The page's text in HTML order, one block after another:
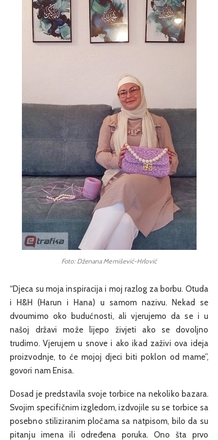
Foto: Dženana Memišević-Hrlović
“Djeca su moja inspiracija i moj razlog za borbu. Otuda
i H&H (Harun i Hana) u samom nazivu. Nekad se
dvoumimo oko budućnosti, ali vjerujemo da se i u
našoj državi može lijepo živjeti ako se dovoljno
trudimo. Vjerujem u snove i ako ikad zaživi ova ideja
proizvodnje, to će mojoj djeci biti poklon od mame”,
govori nam Enisa.
Dosad je predstavila svoje torbice na nekoliko bazara.
Svojim specifičnim izgledom, izdvojile su se torbice sa
posebno stiliziranim pločama sa natpisom, bilo da su
pitanju imena ili određena poruka. Ono šta prvo